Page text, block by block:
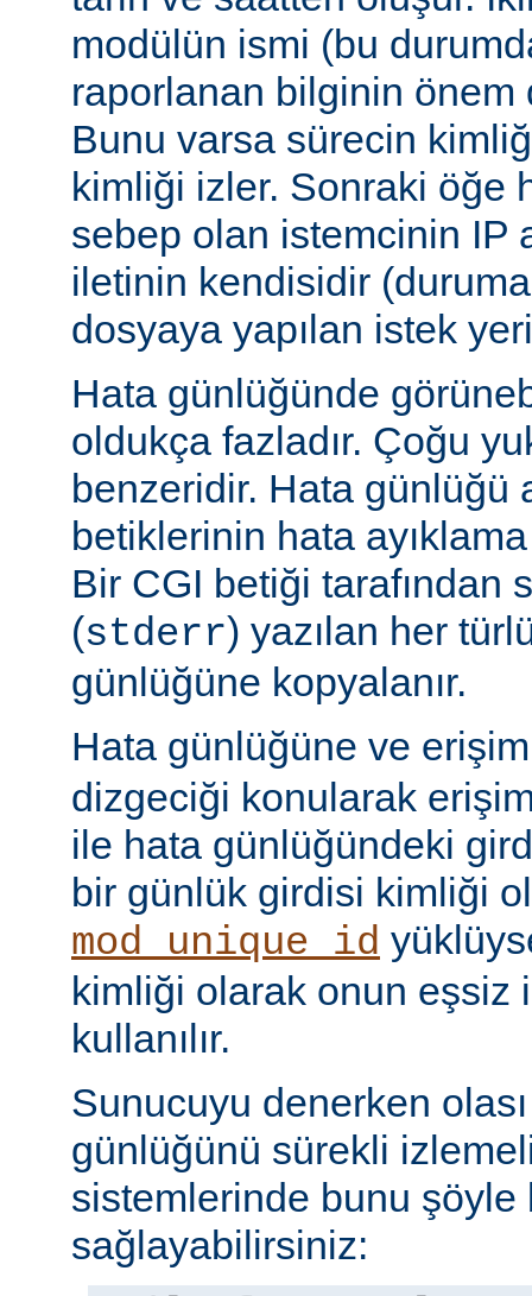
modülün ismi (bu
raporlanan bilginin önem
Bunu varsa sürecin
kimliği izler. Sonraki öğe
sebep olan istemcinin IP
iletinin kendisidir (duruma
dosyaya yapılan istek
Hata günlüğünde
oldukça fazladır. Çoğu
benzeridir. Hata günlüğü
betiklerinin hata ayıklama
Bir CGI betiği tarafından
(stderr) yazılan her
günlüğüne kopyalanır.
Hata günlüğüne ve
dizgeciği konularak
ile hata günlüğündeki
bir günlük girdisi kimliği
mod_unique_id
kimliği olarak onun eşsiz
kullanılır.
Sunucuyu denerken
günlüğünü sürekli
sistemlerinde bunu şöyle
sağlayabilirsiniz: